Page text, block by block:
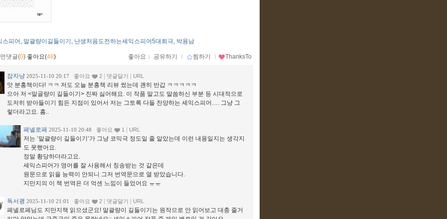
스피어 , 말괄량이길들이기 , 난생처음도전하는셰익스피어5대희극, 박용남
먼댓글(0) 좋아요(48) 좋아요 ｌ 공유하기 ｌ 찜하기 ｌ ThanksTo
잠자냥 2025-11-10 20:17 좋아요 2 댓글달기 URL
앗 분홍책이다! ㅋㅋ 저도 오늘 분홍책 리뷰 썼는데 괜히 반갑 ㅋㅋㅋㅋㅋ
으아 저 <말골량이 길들이기> 진짜 싫어해요. 이 작품 말고도 말씀하신 부분 등 시대적으로
도저히 받아들이기 힘든 지점이 있어서 저는 그토록 다들 찬양하는 셰익스피어…. 그냥 그
렇더라고요. 흠..
페넬로페 2025-11-10 20:48 좋아요 1 URL
저는 ‘말괄량이 길들이기‘가 그냥 코믹극 정도일 줄 알았는데 이런 내용일지는 생각지
도 못했어요.
정말 황당하더라고요.
셰익스피어가 영어를 잘 사용해서 칭송받는 것 같은데
원문으로 읽을 능력이 안되니 그저 번역문으로 열 받았습니다.
지만지의 이 책 번역은 더 억센 느낌이 들었어요 ㅠㅠ
독서괭 2025-11-10 21:01 좋아요 2 댓글달기 URL
페넬로페님도 지만지책 읽으셨군요! 말괄량이 길들이기는 원작으로 안 읽어보고 대충 줄거